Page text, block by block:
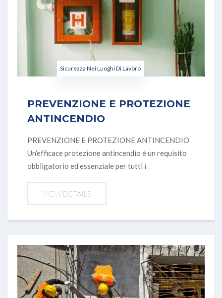
Sicurezza Nei Luoghi Di Lavoro
PREVENZIONE E PROTEZIONE
ANTINCENDIO
PREVENZIONE E PROTEZIONE ANTINCENDIO
Un’efficace protezione antincendio è un requisito
obbligatorio ed essenziale per tutti i
VIEW DETAILS